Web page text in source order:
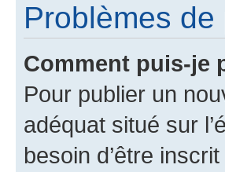
Problèmes
Comment puis-je
Pour publier un
adéquat situé sur
besoin d’être